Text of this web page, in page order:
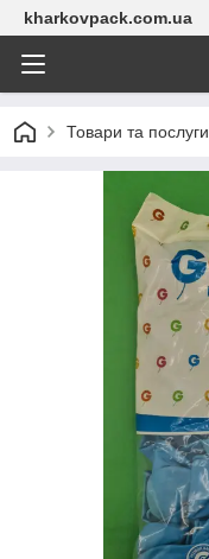
kharkovpack.com.ua
Товари та послуги